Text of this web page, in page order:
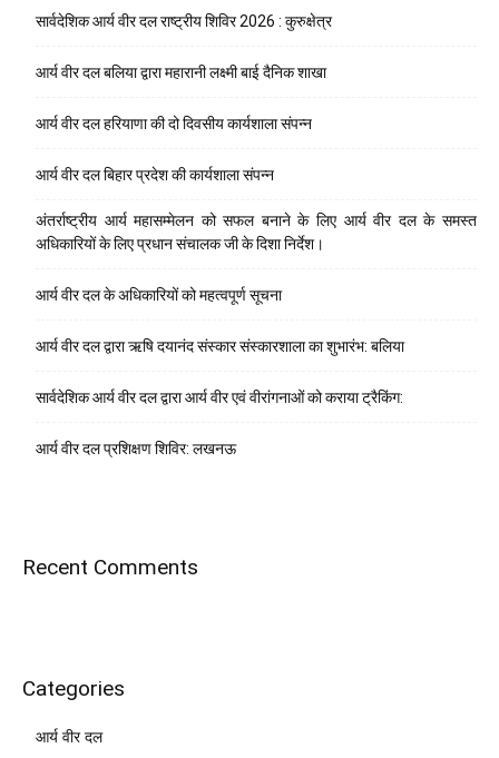
सार्वदेशिक आर्य वीर दल राष्ट्रीय शिविर 2026 : कुरुक्षेत्र
आर्य वीर दल बलिया द्वारा महारानी लक्ष्मी बाई दैनिक शाखा
आर्य वीर दल हरियाणा की दो दिवसीय कार्यशाला संपन्न
आर्य वीर दल बिहार प्रदेश की कार्यशाला संपन्न
अंतर्राष्ट्रीय आर्य महासम्मेलन को सफल बनाने के लिए आर्य वीर दल के समस्त
अधिकारियों के लिए प्रधान संचालक जी के दिशा निर्देश।
आर्य वीर दल के अधिकारियों को महत्वपूर्ण सूचना
आर्य वीर दल द्वारा ऋषि दयानंद संस्कार संस्कारशाला का शुभारंभ: बलिया
सार्वदेशिक आर्य वीर दल द्वारा आर्य वीर एवं वीरांगनाओं को कराया ट्रैकिंग:
आर्य वीर दल प्रशिक्षण शिविर: लखनऊ
Recent Comments
Categories
आर्य वीर दल